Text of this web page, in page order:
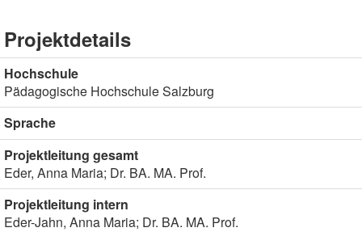
Projektdetails
Hochschule
Pädagogische Hochschule Salzburg
Sprache
Projektleitung gesamt
Eder, Anna Maria; Dr. BA. MA. Prof.
Projektleitung intern
Eder-Jahn, Anna Maria; Dr. BA. MA. Prof.